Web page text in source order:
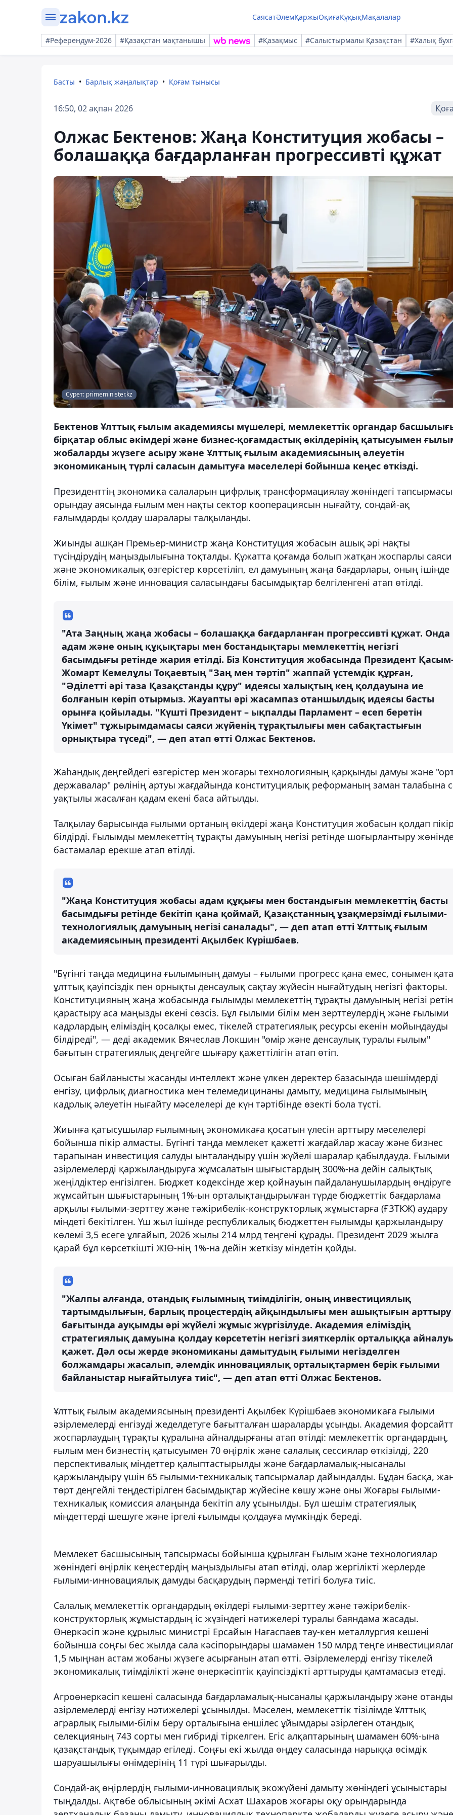
СаясатӘлемҚаржыОқиғаҚұқықМақалалар
#Референдум-2026 #Қазақстан мақтанышы #Қазақмыс #Салыстырмалы Қазақстан #Халық
Басты Барлық жаңалықтар Қоғам тынысы
16:50, 02 ақпан 2026
Олжас Бектенов: Жаңа Конституция жобасы –
болашаққа бағдарланған прогрессивті құжат
Сурет: primeminister.kz
Бектенов Ұлттық ғылым академиясы мүшелері, мемлекеттік органдар
бірқатар облыс әкімдері және бизнес-қоғамдастық өкілдерінің қатысуымен
жобаларды жүзеге асыру және Ұлттық ғылым академиясының әлеуетін
экономиканың түрлі саласын дамытуға мәселелері бойынша кеңес өткізді.
Президенттің экономика салаларын цифрлық трансформациялау жөніндегі
орындау аясында ғылым мен нақты сектор кооперациясын нығайту, сондай-ақ
ғалымдарды қолдау шаралары талқыланды.
Жиынды ашқан Премьер-министр жаңа Конституция жобасын ашық әрі нақты
түсіндірудің маңыздылығына тоқталды. Құжатта қоғамда болып жатқан жоспарлы саяси
және экономикалық өзгерістер көрсетіліп, ел дамуының жаңа бағдарлары, оның ішінде
білім, ғылым және инновация саласындағы басымдықтар белгіленгені атап өтілді.
"Ата Заңның жаңа жобасы – болашаққа бағдарланған прогрессивті құжат. Онда
адам және оның құқықтары мен бостандықтары мемлекеттің негізгі
басымдығы ретінде жария етілді. Біз Конституция жобасында Президент
Жомарт Кемелұлы Тоқаевтың "Заң мен тәртіп" жаппай үстемдік құрған,
"Әділетті әрі таза Қазақстанды құру" идеясы халықтың кең қолдауына ие
болғанын көріп отырмыз. Жауапты әрі жасампаз отаншылдық идеясы басты
орынға қойылады. "Күшті Президент – ықпалды Парламент – есеп беретін
Үкімет" тұжырымдамасы саяси жүйенің тұрақтылығы мен сабақтастығын
орнықтыра түседі", — деп атап өтті Олжас Бектенов.
Жаһандық деңгейдегі өзгерістер мен жоғары технологияның қарқынды дамуы және
державалар" рөлінің артуы жағдайында конституциялық реформаның заман талабына
уақтылы жасалған қадам екені баса айтылды.
Талқылау барысында ғылыми ортаның өкілдері жаңа Конституция жобасын қолдап
білдірді. Ғылымды мемлекеттің тұрақты дамуының негізі ретінде шоғырлантыру
бастамалар ерекше атап өтілді.
"Жаңа Конституция жобасы адам құқығы мен бостандығын мемлекеттің басты
басымдығы ретінде бекітіп қана қоймай, Қазақстанның ұзақмерзімді ғылыми-
технологиялық дамуының негізі саналады", — деп атап өтті Ұлттық ғылым
академиясының президенті Ақылбек Күрішбаев.
"Бүгінгі таңда медицина ғылымының дамуы – ғылыми прогресс қана емес, сонымен
ұлттық қауіпсіздік пен орнықты денсаулық сақтау жүйесін нығайтудың негізгі факторы.
Конституцияның жаңа жобасында ғылымды мемлекеттің тұрақты дамуының негізі
қарастыру аса маңызды екені сөзсіз. Бұл ғылыми білім мен зерттеулердің және ғылыми
кадрлардың еліміздің қосалқы емес, тікелей стратегиялық ресурсы екенін мойындауды
білдіреді", — деді академик Вячеслав Локшин "өмір және денсаулық туралы ғылым"
бағытын стратегиялық деңгейге шығару қажеттілігін атап өтіп.
Осыған байланысты жасанды интеллект және үлкен деректер базасында шешімдерді
енгізу, цифрлық диагностика мен телемедицинаны дамыту, медицина ғылымының
кадрлық әлеуетін нығайту мәселелері де күн тәртібінде өзекті бола түсті.
Жиынға қатысушылар ғылымның экономикаға қосатын үлесін арттыру мәселелері
бойынша пікір алмасты. Бүгінгі таңда мемлекет қажетті жағдайлар жасау және бизнес
тарапынан инвестиция салуды ынталандыру үшін жүйелі шаралар қабылдауда. Ғылыми
әзірлемелерді қаржыландыруға жұмсалатын шығыстардың 300%-на дейін салықтық
жеңілдіктер енгізілген. Бюджет кодексінде жер қойнауын пайдаланушылардың өндіруге
жұмсайтын шығыстарының 1%-ын орталықтандырылған түрде бюджеттік бағдарлама
арқылы ғылыми-зерттеу және тәжірибелік-конструкторлық жұмыстарға (ҒЗТКЖ) аудару
міндеті бекітілген. Үш жыл ішінде республикалық бюджеттен ғылымды қаржыландыру
көлемі 3,5 есеге ұлғайып, 2026 жылы 214 млрд теңгені құрады. Президент 2029 жылға
қарай бұл көрсеткішті ЖІӨ-нің 1%-на дейін жеткізу міндетін қойды.
"Жалпы алғанда, отандық ғылымның тиімділігін, оның инвестициялық
тартымдылығын, барлық процестердің айқындылығы мен ашықтығын арттыру
бағытында ауқымды әрі жүйелі жұмыс жүргізілуде. Академия еліміздің
стратегиялық дамуына қолдау көрсететін негізгі зияткерлік орталыққа
қажет. Дәл осы жерде экономиканы дамытудың ғылыми негізделген
болжамдары жасалып, әлемдік инновациялық орталықтармен берік ғылыми
байланыстар нығайтылуға тиіс", — деп атап өтті Олжас Бектенов.
Ұлттық ғылым академиясының президенті Ақылбек Күрішбаев экономикаға ғылыми
әзірлемелерді енгізуді жеделдетуге бағытталған шараларды ұсынды. Академия
жоспарлаудың тұрақты құралына айналдырғаны атап өтілді: мемлекеттік органдардың,
ғылым мен бизнестің қатысуымен 70 өңірлік және салалық сессиялар өткізілді, 220
перспективалық міндеттер қалыптастырылды және бағдарламалық-нысаналы
қаржыландыру үшін 65 ғылыми-техникалық тапсырмалар дайындалды. Бұдан басқа,
төрт деңгейлі теңдестірілген басымдықтар жүйесіне көшу және оны Жоғары ғылыми-
техникалық комиссия алаңында бекітіп алу ұсынылды. Бұл шешім стратегиялық
міндеттерді шешуге және іргелі ғылымды қолдауға мүмкіндік береді.
Мемлекет басшысының тапсырмасы бойынша құрылған Ғылым және технологиялар
жөніндегі өңірлік кеңестердің маңыздылығы атап өтілді, олар жергілікті жерлерде
ғылыми-инновациялық дамуды басқарудың пәрменді тетігі болуға тиіс.
Салалық мемлекеттік органдардың өкілдері ғылыми-зерттеу және тәжірибелік-
конструкторлық жұмыстардың іс жүзіндегі нәтижелері туралы баяндама жасады.
Өнеркәсіп және құрылыс министрі Ерсайын Нағаспаев тау-кен металлургия кешені
бойынша соңғы бес жылда сала кәсіпорындары шамамен 150 млрд теңге
1,5 мыңнан астам жобаны жүзеге асырғанын атап өтті. Әзірлемелерді енгізу тікелей
экономикалық тиімділікті және өнеркәсіптік қауіпсіздікті арттыруды қамтамасыз етеді.
Агроөнеркәсіп кешені саласында бағдарламалық-нысаналы қаржыландыру және
әзірлемелерді енгізу нәтижелері ұсынылды. Мәселен, мемлекеттік тізілімде Ұлттық
аграрлық ғылыми-білім беру орталығына еншілес ұйымдары әзірлеген отандық
селекцияның 743 сорты мен гибриді тіркелген. Егіс алқаптарының шамамен 60%-ына
қазақстандық тұқымдар егіледі. Соңғы екі жылда өңдеу саласында нарыққа өсімдік
шаруашылығы өнімдерінің 11 түрі шығарылды.
Сондай-ақ өңірлердің ғылыми-инновациялық экожүйені дамыту жөніндегі ұсыныстары
тыңдалды. Ақтөбе облысының әкімі Асхат Шахаров жоғары оқу орындарында